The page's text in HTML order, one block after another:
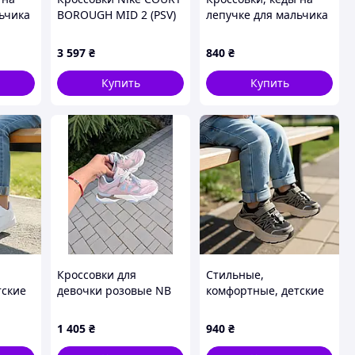
BOROUGH MID 2 (PSV)
3 597 ₴
Купить
лепучке для мальчика
удобные. Размер 26-31
840 ₴
Купить
Кроссовки для
девочки розовые NB
1 405 ₴
Стильные,
комфортные, детские
липучке для мальчика
в РОЗМЕР: 23-28
940 ₴